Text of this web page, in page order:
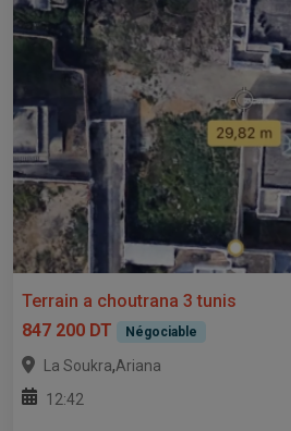
Terrain a choutrana 3 tunis
847 200 DT
Négociable
La Soukra,Ariana
12:42